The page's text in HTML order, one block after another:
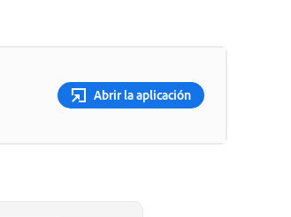
Abrir la aplicación